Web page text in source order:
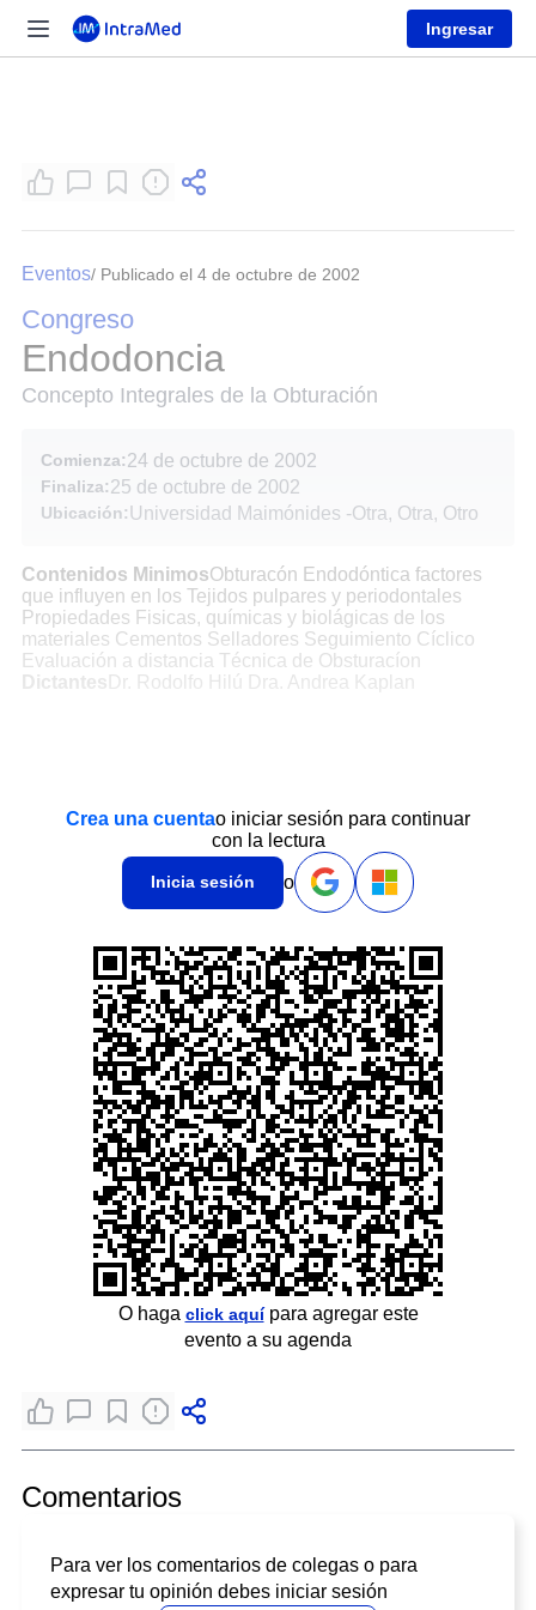
Ingresar
Eventos/ Publicado el 4 de octubre de 2002
Congreso
Endodoncia
Concepto Integrales de la Obturación
Comienza:24 de octubre de 2002
Finaliza:25 de octubre de 2002
Ubicación:Universidad Maimónides -Otra, Otra, Otro
Contenidos MinimosObturacón Endodóntica factores
que influyen en los Tejidos pulpares y periodontales
Propiedades Fisicas, químicas y biolágicas de los
materiales Cementos Selladores Seguimiento Cíclico
Evaluación a distancia Técnica de Obsturacíon
Dictantes Dr. Rodolfo Hilú Dra. Andrea Kaplan
Crea una cuentao iniciar sesión para continuar
con la lectura
Inicia sesión o
O haga click aquípara agregar este
evento a su agenda
Comentarios
Para ver los comentarios de colegas o para
expresar tu opinión debes iniciar sesión